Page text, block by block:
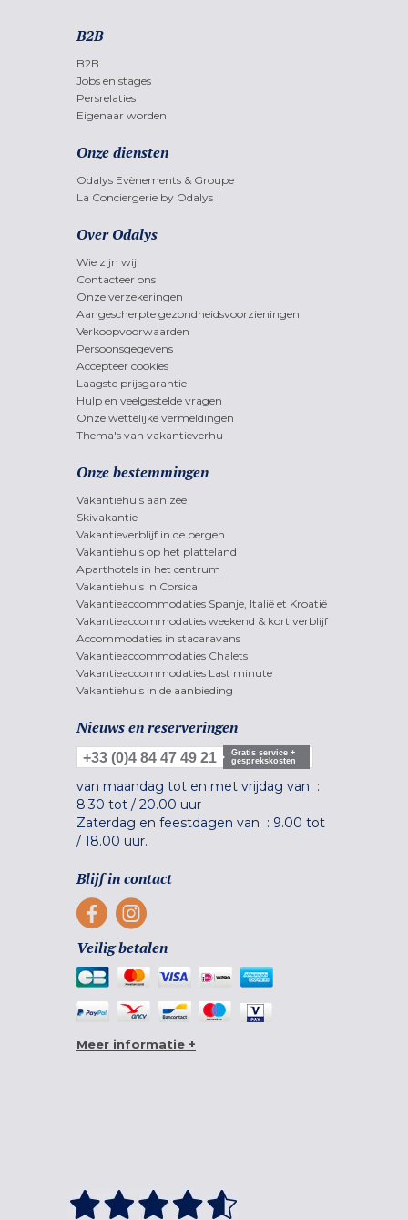
B2B
B2B
Jobs en stages
Persrelaties
Eigenaar worden
Onze diensten
Odalys Evènements & Groupe
La Conciergerie by Odalys
Over Odalys
Wie zijn wij
Contacteer ons
Onze verzekeringen
Aangescherpte gezondheidsvoorzieningen
Verkoopvoorwaarden
Persoonsgegevens
Accepteer cookies
Laagste prijsgarantie
Hulp en veelgestelde vragen
Onze wettelijke vermeldingen
Thema's van vakantieverhu
Onze bestemmingen
Vakantiehuis aan zee
Skivakantie
Vakantieverblijf in de bergen
Vakantiehuis op het platteland
Aparthotels in het centrum
Vakantiehuis in Corsica
Vakantieaccommodaties Spanje, Italië et Kroatië
Vakantieaccommodaties weekend & kort verblijf
Accommodaties in stacaravans
Vakantieaccommodaties Chalets
Vakantieaccommodaties Last minute
Vakantiehuis in de aanbieding
Nieuws en reserveringen
+33 (0)4 84 47 49 21
Gratis service +
gesprekskosten
van maandag tot en met vrijdag van :
8.30 tot / 20.00 uur
Zaterdag en feestdagen van : 9.00 tot
/ 18.00 uur.
Blijf in contact
Veilig betalen
Meer informatie +